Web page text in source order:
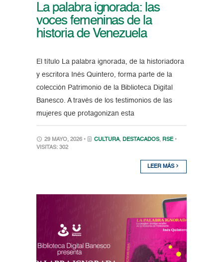
La palabra ignorada: las
voces femeninas de la
historia de Venezuela
El título La palabra ignorada, de la historiadora
y escritora Inés Quintero, forma parte de la
colección Patrimonio de la Biblioteca Digital
Banesco. A través de los testimonios de las
mujeres que protagonizan esta
29 MAYO, 2026 • CULTURA, DESTACADOS, RSE •
VISITAS: 302
LEER MÁS